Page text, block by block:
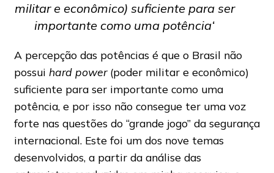
militar e econômico) suficiente para ser
importante como uma potência‘
A percepção das potências é que o Brasil não
possui hard power (poder militar e econômico)
suficiente para ser importante como uma
potência, e por isso não consegue ter uma voz
forte nas questões do “grande jogo” da segurança
internacional. Este foi um dos nove temas
desenvolvidos, a partir da análise das